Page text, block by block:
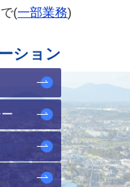
(一部業務)
ション